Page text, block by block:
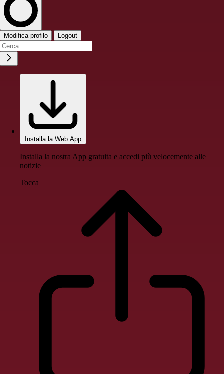
Modifica profilo Logout
Installa la Web App
Installa la nostra App gratuita e accedi più velocemente alle
notizie
Tocca